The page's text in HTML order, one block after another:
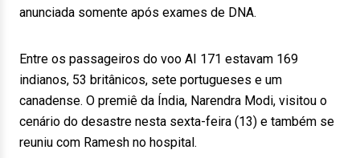
anunciada somente após exames de DNA.
Entre os passageiros do voo AI 171 estavam 169
indianos, 53 britânicos, sete portugueses e um
canadense. O premiê da Índia, Narendra Modi, visitou o
cenário do desastre nesta sexta-feira (13) e também se
reuniu com Ramesh no hospital.